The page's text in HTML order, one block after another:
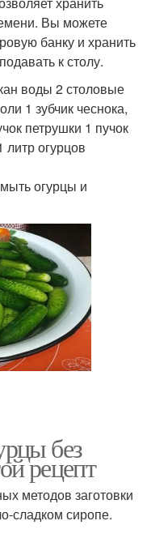
Вы можете
банку и хранить
к столу.
воды 2 столовые
1 зубчик чеснока,
петрушки 1 пучок
литр огурцов
огурцы и
без
рецепт
методов заготовки
сладком сиропе.